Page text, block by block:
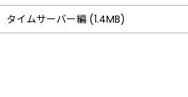
タイムサーバー編 (1.4MB)